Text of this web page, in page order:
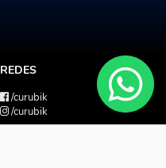
REDES
/curubik
/curubik